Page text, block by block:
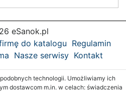
eSanok.pl
do katalogu Regulamin
Nasze serwisy Kontakt
technologii. Umożliwiamy ich
dostawcom m.in. w celach: świadczenia